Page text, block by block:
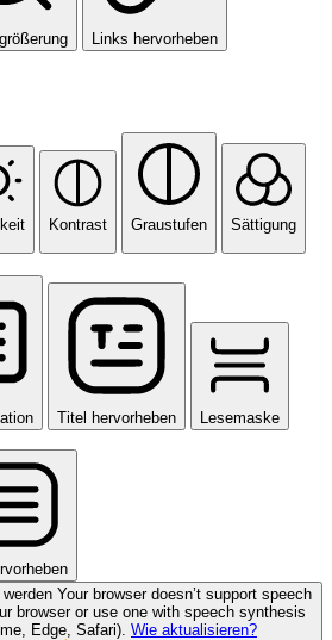
Links hervorheben
Kontrast Graustufen Sättigung
Titel hervorheben Lesemaske
Your browser doesn’t support speech
browser or use one with speech synthesis
Edge, Safari). Wie aktualisieren?